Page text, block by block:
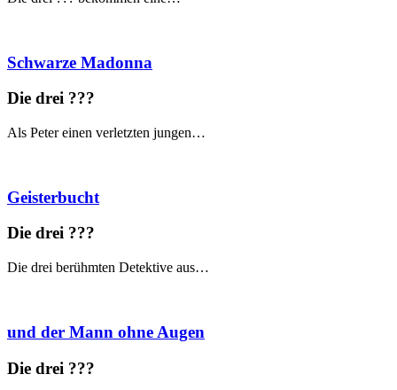
Schwarze Madonna
Die drei ???
Als Peter einen verletzten jungen…
Geisterbucht
Die drei ???
Die drei berühmten Detektive aus…
und der Mann ohne Augen
Die drei ???